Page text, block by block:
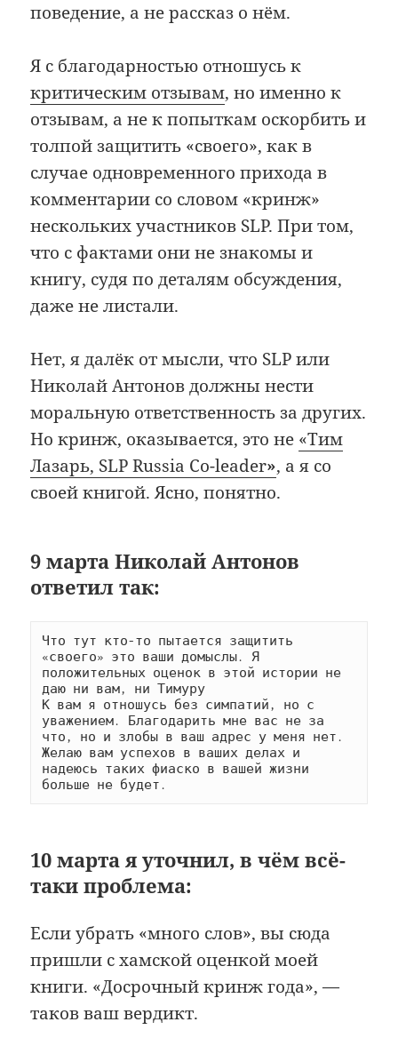
поведение, а не рассказ о нём.
Я с благодарностью отношусь к
критическим отзывам, но именно к
отзывам, а не к попыткам оскорбить и
толпой защитить «своего», как в
случае одновременного прихода в
комментарии со словом «кринж»
нескольких участников SLP. При том,
что с фактами они не знакомы и
книгу, судя по деталям обсуждения,
даже не листали.
Нет, я далёк от мысли, что SLP или
Николай Антонов должны нести
моральную ответственность за других.
Но кринж, оказывается, это не «Тим
Лазарь, SLP Russia Co-leader», а я со
своей книгой. Ясно, понятно.
9 марта Николай Антонов
ответил так:
Что тут кто-то пытается защитить
«своего» это ваши домыслы. Я
положительных оценок в этой истории не
даю ни вам, ни Тимуру
К вам я отношусь без симпатий, но с
уважением. Благодарить мне вас не за
что, но и злобы в ваш адрес у меня нет.
Желаю вам успехов в ваших делах и
надеюсь таких фиаско в вашей жизни
больше не будет.
10 марта я уточнил, в чём всё-
таки проблема:
Если убрать «много слов», вы сюда
пришли с хамской оценкой моей
книги. «Досрочный кринж года», —
таков ваш вердикт.